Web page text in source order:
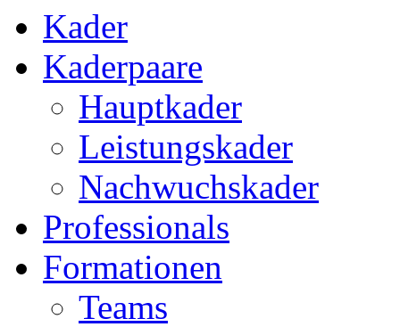
Kader
Kaderpaare
Hauptkader
Leistungskader
Nachwuchskader
Professionals
Formationen
Teams